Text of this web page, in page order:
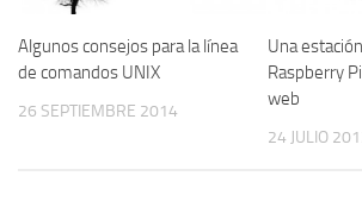
Algunos consejos para la línea
de comandos UNIX
26 SEPTIEMBRE 2014
Una
Raspberry
web
24 JULIO